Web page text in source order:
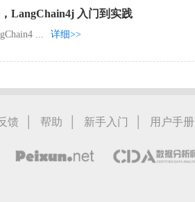
LangChain4j 入门到实践
... 详细>>
馈 | 帮助 | 新手入门 | 用户手册